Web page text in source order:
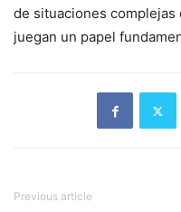
de situaciones
juegan un papel
Previous article